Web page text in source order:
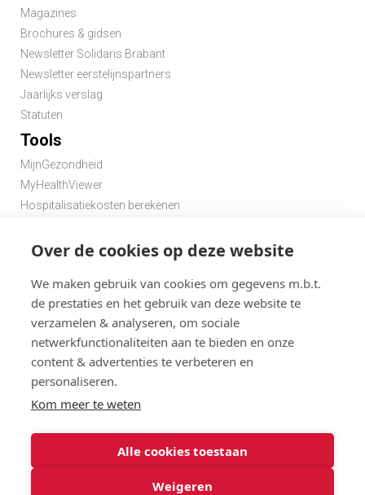
Over de cookies op deze website
We maken gebruik van cookies om gegevens m.b.t.
de prestaties en het gebruik van deze website te
verzamelen & analyseren, om sociale
netwerkfunctionaliteiten aan te bieden en onze
content & advertenties te verbeteren en
personaliseren.
Kom meer te weten
Alle cookies toestaan
Weigeren
Magazines
Brochures & gidsen
Newsletter Solidaris Brabant
Newsletter eerstelijnspartners
Jaarlijks verslag
Statuten
Tools
MijnGezondheid
MyHealthViewer
Hospitalisatiekosten berekenen
Zoek een apotheek in de buurt
@ 2026
Brabant
Disclaimer
Menu
Solidaris Brabant Verzekeringen : gebruiksvoorwaarden en